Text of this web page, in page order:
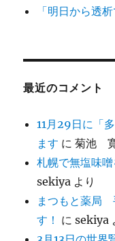
「明日から透
最近のコメント
11月29日に「
ます に菊池
札幌で無塩味
sekiya より
まつもと薬局
す！ にsekiya